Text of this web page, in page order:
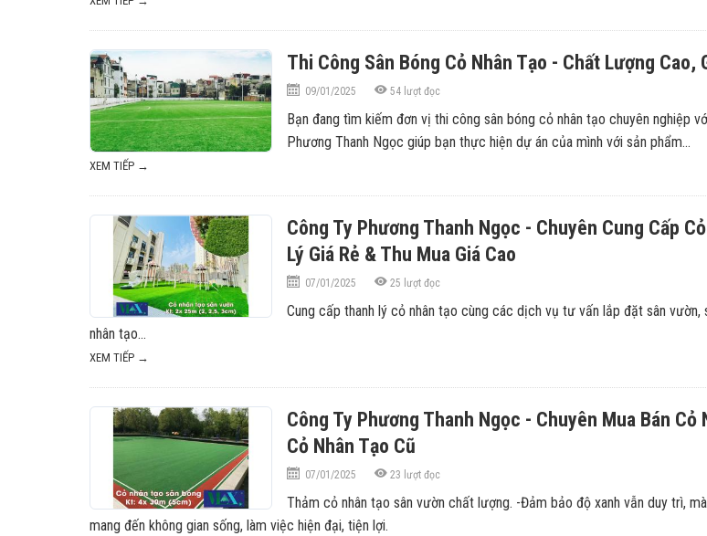
Thi Công Sân Bóng Cỏ Nhân Tạo - Chất Lượng Cao,
09/01/2025 54 lượt đọc
Bạn đang tìm kiếm đơn vị thi công sân bóng cỏ nhân tạo chuyên nghiệp
Phương Thanh Ngọc giúp bạn thực hiện dự án của mình với sản phẩm...
XEM TIẾP →
Công Ty Phương Thanh Ngọc - Chuyên Cung Cấp
Lý Giá Rẻ & Thu Mua Giá Cao
07/01/2025 25 lượt đọc
Cung cấp thanh lý cỏ nhân tạo cùng các dịch vụ tư vấn lắp đặt sân vườn,
nhân tạo…
XEM TIẾP →
Công Ty Phương Thanh Ngọc - Chuyên Mua Bán Cỏ
Cỏ Nhân Tạo Cũ
07/01/2025 23 lượt đọc
Thảm cỏ nhân tạo sân vườn chất lượng. -Đảm bảo độ xanh vẫn duy trì,
mang đến không gian sống, làm việc hiện đại, tiện lợi.